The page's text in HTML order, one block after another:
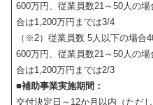
600万円、従業員数21～50人の
合は1,200万円までは3/4
（※2）従業員数 5人以下の場合
600万円、従業員数21～50人の
合は1,200万円までは2/3
■補助事業実施期間：
交付決定日～12か月以内（ただ